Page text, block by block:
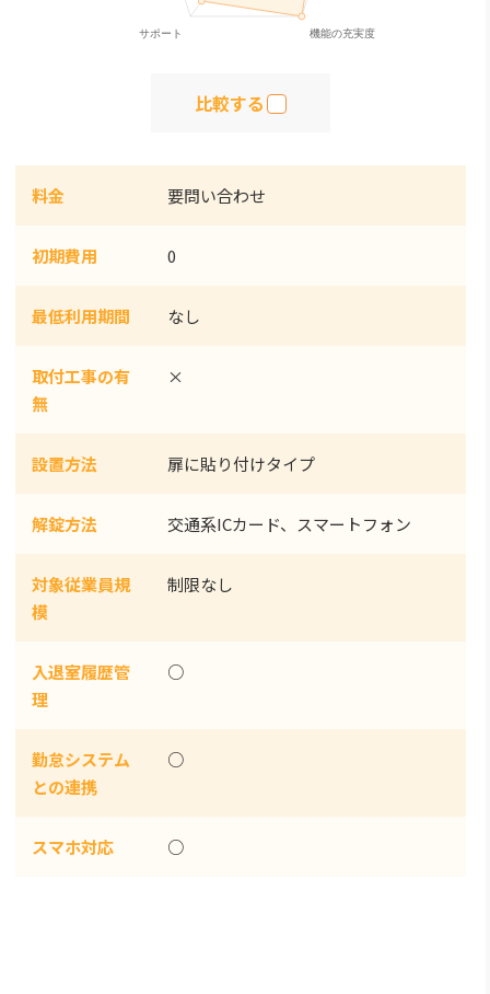
比較する
料金 要問い合わせ
初期費用 0
最低利用期間 なし
取付工事の有
無
×
設置方法 扉に貼り付けタイプ
解錠方法 交通系ICカード、スマートフォン
対象従業員規
模
制限なし
入退室履歴管
理
○
勤怠システム
との連携
○
スマホ対応 ○